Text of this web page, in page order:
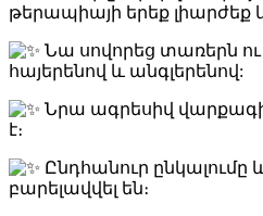
թերապիայի երեք լիարժեք
Նա սովորեց տառերն
հայերենով և անգլերենով:
Նրա ագրեսիվ
է։
Ընդհանուր ընկալումը
բարելավվել են։